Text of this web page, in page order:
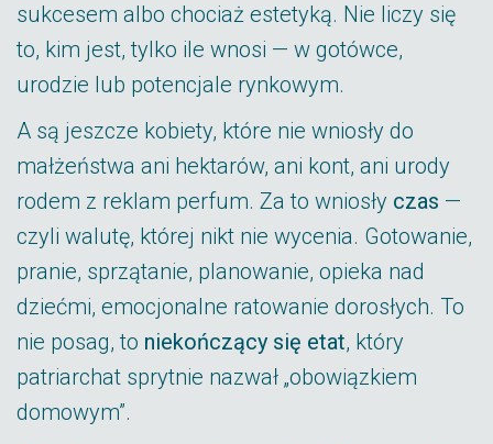
sukcesem albo chociaż estetyką. Nie liczy się
to, kim jest, tylko ile wnosi — w gotówce,
urodzie lub potencjale rynkowym.
A są jeszcze kobiety, które nie wniosły do
małżeństwa ani hektarów, ani kont, ani urody
rodem z reklam perfum. Za to wniosły czas —
czyli walutę, której nikt nie wycenia. Gotowanie,
pranie, sprzątanie, planowanie, opieka nad
dziećmi, emocjonalne ratowanie dorosłych. To
nie posag, to niekończący się etat, który
patriarchat sprytnie nazwał „obowiązkiem
domowym”.